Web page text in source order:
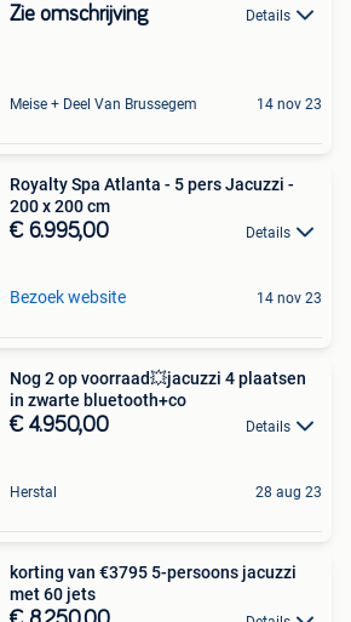
Zie omschrijving Details
Meise + Deel Van Brussegem 14 nov 23
Royalty Spa Atlanta - 5 pers Jacuzzi -
200 x 200 cm
€ 6.995,00 Details
Bezoek website 14 nov 23
Nog 2 op voorraad💥jacuzzi 4 plaatsen
in zwarte bluetooth+co
€ 4.950,00 Details
Herstal 28 aug 23
korting van €3795 5-persoons jacuzzi
met 60 jets